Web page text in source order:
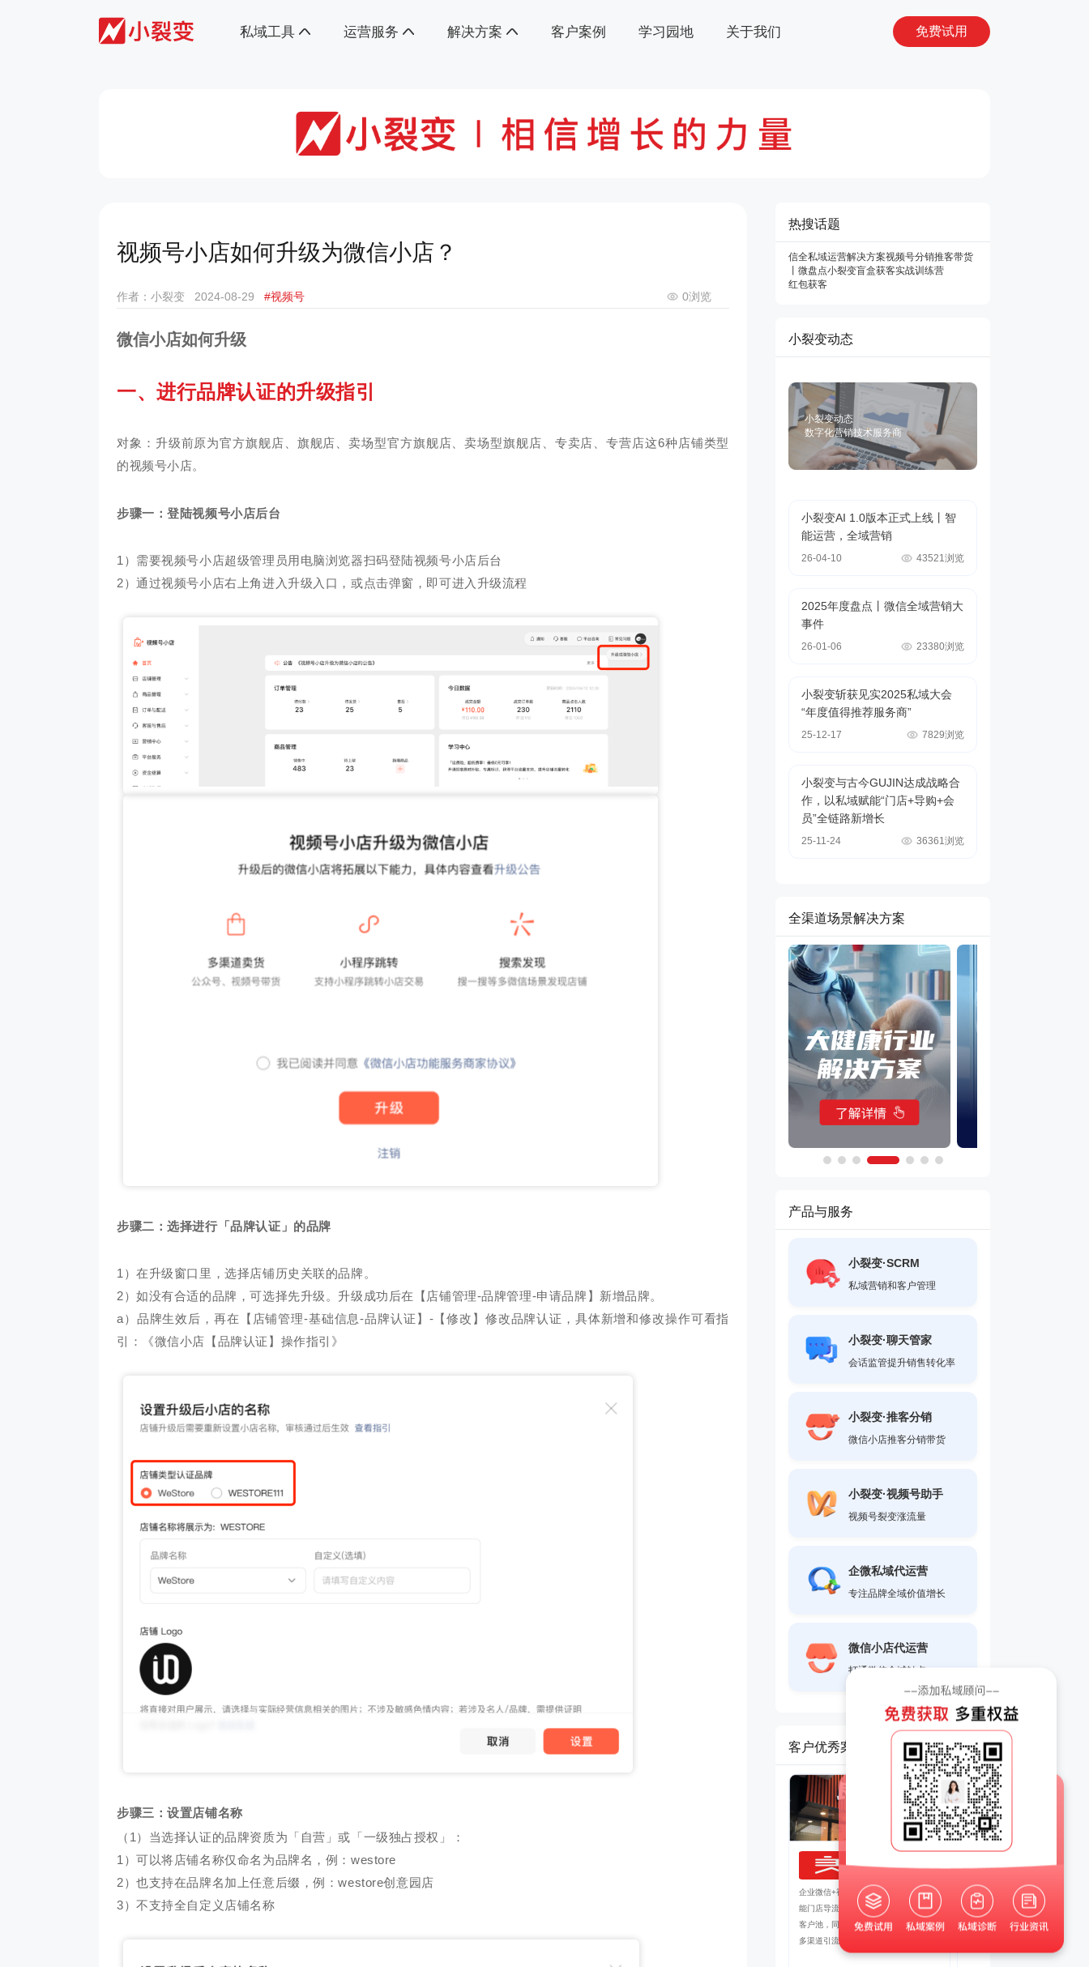
私域工具 运营服务 解决方案 客户案例 学习园地 关于我们 免费试用
视频号小店如何升级为微信小店？
作者：小裂变 2024-08-29 #视频号 0浏览
微信小店如何升级
一、进行品牌认证的升级指引
对象：升级前原为官方旗舰店、旗舰店、卖场型官方旗舰店、卖场型旗舰店、专卖店、专营店这6种店铺类型
的视频号小店。
步骤一：登陆视频号小店后台
1）需要视频号小店超级管理员用电脑浏览器扫码登陆视频号小店后台
2）通过视频号小店右上角进入升级入口，或点击弹窗，即可进入升级流程
步骤二：选择进行「品牌认证」的品牌
1）在升级窗口里，选择店铺历史关联的品牌。
2）如没有合适的品牌，可选择先升级。升级成功后在【店铺管理-品牌管理-申请品牌】新增品牌。
a）品牌生效后，再在【店铺管理-基础信息-品牌认证】-【修改】修改品牌认证，具体新增和修改操作可看指
引：《微信小店【品牌认证】操作指引》
步骤三：设置店铺名称
（1）当选择认证的品牌资质为「自营」或「一级独占授权」：
1）可以将店铺名称仅命名为品牌名，例：westore
2）也支持在品牌名加上任意后缀，例：westore创意园店
3）不支持全自定义店铺名称
热搜话题
信全私域运营解决方案视频号分销推客带货
丨微盘点小裂变盲盒获客实战训练营
红包获客
小裂变动态
小裂变动态
数字化营销技术服务商
小裂变AI 1.0版本正式上线丨智
能运营，全域营销
26-04-10 43521浏览
2025年度盘点丨微信全域营销大
事件
26-01-06 23380浏览
小裂变斩获见实2025私域大会
“年度值得推荐服务商”
25-12-17 7829浏览
小裂变与古今GUJIN达成战略合
作，以私域赋能“门店+导购+会
员”全链路新增长
25-11-24 36361浏览
全渠道场景解决方案
产品与服务
小裂变·SCRM
私域营销和客户管理
小裂变·聊天管家
会话监管提升销售转化率
小裂变·推客分销
微信小店推客分销带货
小裂变·视频号助手
视频号裂变涨流量
企微私域代运营
专注品牌全域价值增长
微信小店代运营
打通微信全域触点
客户优秀案例
京东
以“京豆”作为活动奖品，吸引客户转发
海报，邀请朋友进群 通过小裂变SCRM
良品铺子 良品铺子
企业微信+视频号打造公私域联动，赋
能门店导流线上，用企业微信沉淀私域
客户池，同时通过视频号直播等方式，
多渠道引流
茂业百货
帮助茂业百货搭建了企微+社群+
的私域运营体系，在客流量较好
北店开展私域试点工作，完成私